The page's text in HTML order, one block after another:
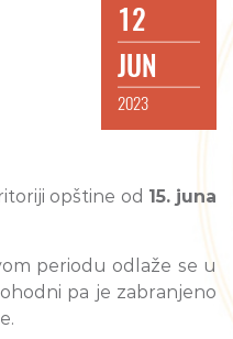
12
JUN
2023
opštine od 15. juna
periodu odlaže se u
pa je zabranjeno